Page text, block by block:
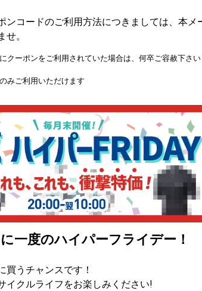
ンコードのご利用方法につきましては、本メ
。
クーポンをご利用されていた場合は、何卒ご容赦下さ
みご利用いただけます
一度のハイパーフライデー！
買うチャンスです！
イクルライフをお楽しみください!